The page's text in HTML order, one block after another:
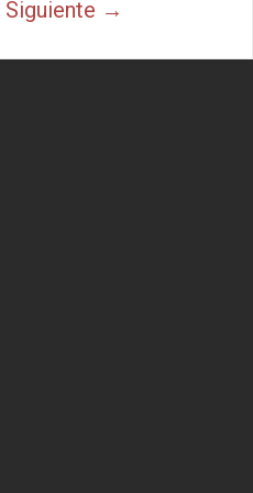
Siguiente →